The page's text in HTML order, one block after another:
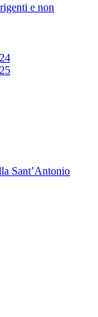
e non
Sant’Antonio